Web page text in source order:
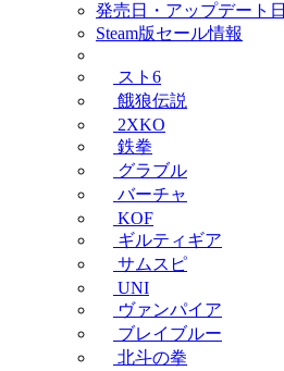
発売日・アップデート日
Steam版セール情報
スト6
餓狼伝説
2XKO
鉄拳
グラブル
バーチャ
KOF
ギルティギア
サムスピ
UNI
ヴァンパイア
ブレイブルー
北斗の拳